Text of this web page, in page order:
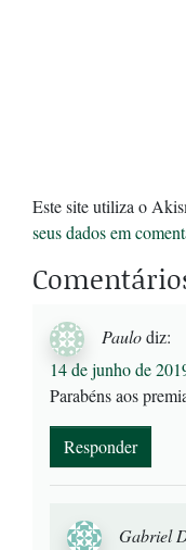
Este site utiliza o
seus dados em
Paulodiz:
14 de junho de
Parabéns aos
Responder
Gabriel